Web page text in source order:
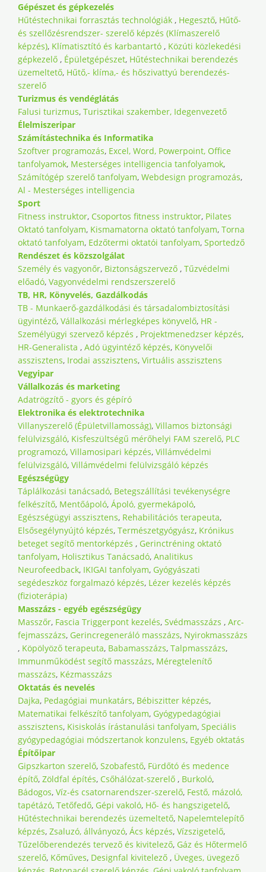
Gépészet és gépkezelés
Hűtéstechnikai forrasztás technológiák , Hegesztő, Hűtő-
és szellőzésrendszer- szerelő képzés (Klímaszerelő
képzés), Klímatisztító és karbantartó , Közúti közlekedési
gépkezelő , Épületgépészet, Hűtéstechnikai berendezés
üzemeltető, Hűtő,- klíma,- és hőszivattyú berendezés-
szerelő
Turizmus és vendéglátás
Falusi turizmus, Turisztikai szakember, Idegenvezető
Élelmiszeripar
Számítástechnika és Informatika
Szoftver programozás, Excel, Word, Powerpoint, Office
tanfolyamok, Mesterséges intelligencia tanfolyamok,
Számítógép szerelő tanfolyam, Webdesign programozás,
Al - Mesterséges intelligencia
Sport
Fitness instruktor, Csoportos fitness instruktor, Pilates
Oktató tanfolyam, Kismamatorna oktató tanfolyam, Torna
oktató tanfolyam, Edzőtermi oktatói tanfolyam, Sportedző
Rendészet és közszolgálat
Személy és vagyonőr, Biztonságszervező , Tűzvédelmi
előadó, Vagyonvédelmi rendszerszerelő
TB, HR, Könyvelés, Gazdálkodás
TB - Munkaerő-gazdálkodási és társadalombiztosítási
ügyintéző, Vállalkozási mérlegképes könyvelő, HR -
Személyügyi szervező képzés , Projektmenedzser képzés,
HR-Generalista , Adó ügyintéző képzés, Könyvelői
asszisztens, Irodai asszisztens, Virtuális asszisztens
Vegyipar
Vállalkozás és marketing
Adatrögzítő - gyors és gépíró
Elektronika és elektrotechnika
Villanyszerelő (Épületvillamosság), Villamos biztonsági
felülvizsgáló, Kisfeszültségű mérőhelyi FAM szerelő, PLC
programozó, Villamosipari képzés, Villámvédelmi
felülvizsgáló, Villámvédelmi felülvizsgáló képzés
Egészségügy
Táplálkozási tanácsadó, Betegszállítási tevékenységre
felkészítő, Mentőápoló, Ápoló, gyermekápoló,
Egészségügyi asszisztens, Rehabilitációs terapeuta,
Elsősegélynyújtó képzés, Természetgyógyász, Krónikus
beteget segítő mentorképzés , Gerinctréning oktató
tanfolyam, Holisztikus Tanácsadó, Analitikus
Neurofeedback, IKIGAI tanfolyam, Gyógyászati
segédeszköz forgalmazó képzés, Lézer kezelés képzés
(fizioterápia)
Masszázs - egyéb egészségügy
Masszőr, Fascia Triggerpont kezelés, Svédmasszázs , Arc-
fejmasszázs, Gerincregeneráló masszázs, Nyirokmasszázs
, Köpölyöző terapeuta, Babamasszázs, Talpmasszázs,
Immunműködést segítő masszázs, Méregtelenítő
masszázs, Kézmasszázs
Oktatás és nevelés
Dajka, Pedagógiai munkatárs, Bébiszitter képzés,
Matematikai felkészítő tanfolyam, Gyógypedagógiai
asszisztens, Kisiskolás írástanulási tanfolyam, Speciális
gyógypedagógiai módszertanok konzulens, Egyéb oktatás
Építőipar
Gipszkarton szerelő, Szobafestő, Fürdőtó és medence
építő, Zöldfal építés, Csőhálózat-szerelő , Burkoló,
Bádogos, Víz-és csatornarendszer-szerelő, Festő, mázoló,
tapétázó, Tetőfedő, Gépi vakoló, Hő- és hangszigetelő,
Hűtéstechnikai berendezés üzemeltető, Napelemtelepítő
képzés, Zsaluzó, állványozó, Ács képzés, Vízszigetelő,
Tűzelőberendezés tervező és kivitelező, Gáz és Hőtermelő
szerelő, Kőműves, Designfal kivitelező , Üveges, üvegező